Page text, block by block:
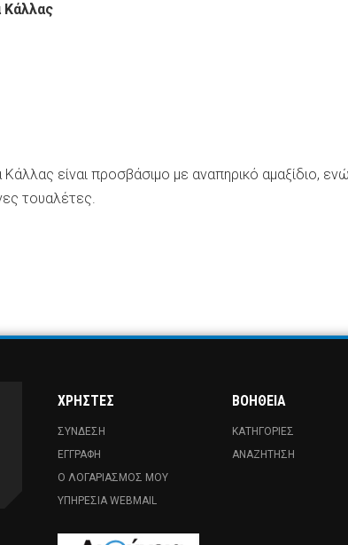
Κάλλας
είναι προσβάσιμο με αναπηρικό αμαξίδιο, ενώ
τουαλέτες.
ΧΡΉΣΤΕΣ
ΣΎΝΔΕΣΗ
ΕΓΓΡΑΦΉ
Ο ΛΟΓΑΡΙΑΣΜΌΣ ΜΟΥ
ΥΠΗΡΕΣΊΑ WEBMAIL
ΒΟΉΘΕΙΑ
ΚΑΤΗΓΟΡΊΕΣ
ΑΝΑΖΉΤΗΣΗ